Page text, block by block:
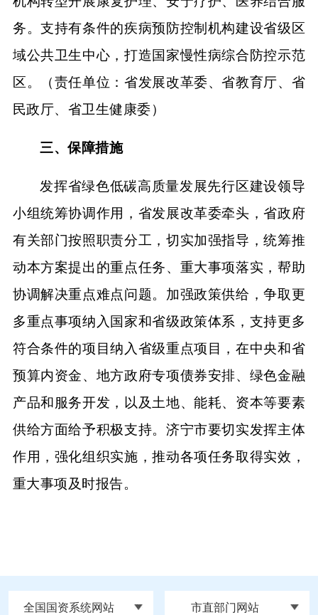
务。支持有条件的疾病预防控制机构建设省级区
域公共卫生中心，打造国家慢性病综合防控示范
区。（责任单位：省发展改革委、省教育厅、省
民政厅、省卫生健康委）
三、保障措施
发挥省绿色低碳高质量发展先行区建设领导
小组统筹协调作用，省发展改革委牵头，省政府
有关部门按照职责分工，切实加强指导，统筹推
动本方案提出的重点任务、重大事项落实，帮助
协调解决重点难点问题。加强政策供给，争取更
多重点事项纳入国家和省级政策体系，支持更多
符合条件的项目纳入省级重点项目，在中央和省
预算内资金、地方政府专项债券安排、绿色金融
产品和服务开发，以及土地、能耗、资本等要素
供给方面给予积极支持。济宁市要切实发挥主体
作用，强化组织实施，推动各项任务取得实效，
重大事项及时报告。
全国国资系统网站 市直部门网站